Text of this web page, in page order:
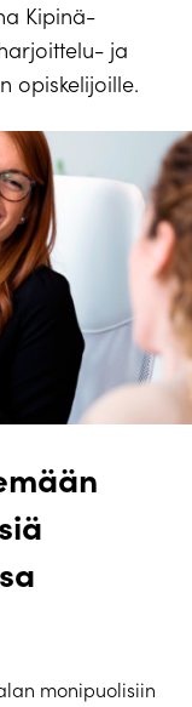
Kipinä-
ja
opiskelijoille.
monipuolisiin